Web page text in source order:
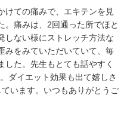
けての痛みで、エキテンを見
。痛みは、2回通った所でほと
しない様にストレッチ方法な
みをみていただいていて、毎
した。先生もとても話やすく
ダイエット効果も出て嬉しさ
います。いつもありがとうご